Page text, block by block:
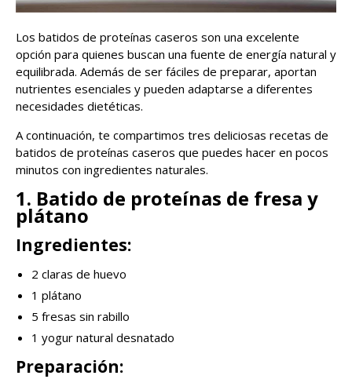
Los batidos de proteínas caseros son una excelente
opción para quienes buscan una fuente de energía natural y
equilibrada. Además de ser fáciles de preparar, aportan
nutrientes esenciales y pueden adaptarse a diferentes
necesidades dietéticas.
A continuación, te compartimos tres deliciosas recetas de
batidos de proteínas caseros que puedes hacer en pocos
minutos con ingredientes naturales.
1. Batido de proteínas de fresa y
plátano
Ingredientes:
2 claras de huevo
1 plátano
5 fresas sin rabillo
1 yogur natural desnatado
Preparación: